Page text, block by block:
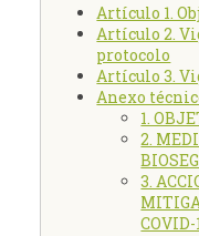
Artículo 1.
Artículo 2.
protocolo
Artículo 3.
Anexo
1.
2.
3.
COVID-